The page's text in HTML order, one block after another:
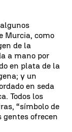
Murcia, como
de la
a mano por
en plata de la
y un
en seda
Todos los
“símbolo de
gentes ofrecen